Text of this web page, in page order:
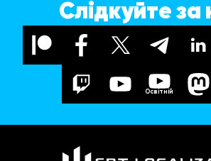
Слідкуйте за
Освітній